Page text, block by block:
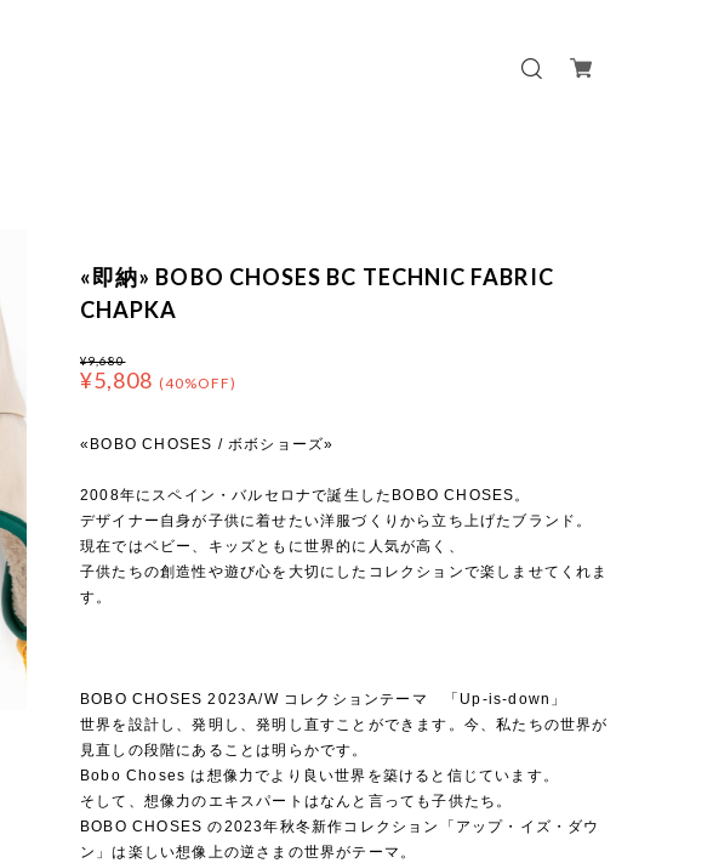
«即納» BOBO CHOSES BC TECHNIC FABRIC
CHAPKA
¥9,680
¥5,808 (40%OFF)
«BOBO CHOSES / ボボショーズ»
2008年にスペイン・バルセロナで誕生したBOBO CHOSES。
デザイナー自身が子供に着せたい洋服づくりから立ち上げたブランド。
現在ではベビー、キッズともに世界的に人気が高く、
子供たちの創造性や遊び心を大切にしたコレクションで楽しませてくれま
す。
BOBO CHOSES 2023A/W コレクションテーマ 「Up-is-down」
世界を設計し、発明し、発明し直すことができます。今、私たちの世界が
見直しの段階にあることは明らかです。
Bobo Choses は想像力でより良い世界を築けると信じています。
そして、想像力のエキスパートはなんと言っても子供たち。
BOBO CHOSES の2023年秋冬新作コレクション「アップ・イズ・ダウ
ン」は楽しい想像上の逆さまの世界がテーマ。